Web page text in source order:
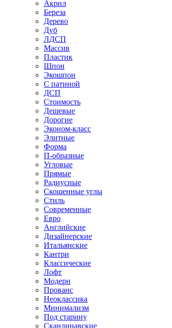
Акрил
Береза
Дерево
Дуб
ЛДСП
Массив
Пластик
Шпон
Экошпон
С патиной
ДСП
Стоимость
Дешевые
Дорогие
Эконом-класс
Элитные
Форма
П-образные
Угловые
Прямые
Радиусные
Скошенные углы
Стиль
Современные
Евро
Английские
Дизайнерские
Итальянские
Кантри
Классические
Лофт
Модерн
Прованс
Неоклассика
Минимализм
Под старину
Скандинавские